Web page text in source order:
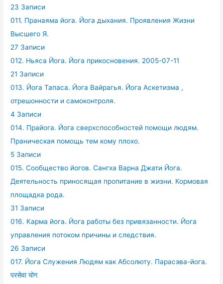
23 Записи
011. Пранаяма йога. Йога дыхания. Проявления Жизни
Высшего Я.
27 Записи
012. Ньяса Йога. Йога прикосновения. 2005-07-11
21 Записи
013. Йога Тапаса. Йога Вайрагья. Йога Аскетизма ,
отрешонности и самоконтроля.
4 Записи
014. Прайога. Йога сверхспособностей помощи людям.
Праническая помощь тем кому плохо.
5 Записи
015. Сообщество йогов. Сангха Варна Джати Йога.
Деятельность приносящая пропитание в жизни. Кормовая
площадка рода.
31 Записи
016. Карма йога. Йога работы без привязанности. Йога
управления потоком причины и следствия.
26 Записи
017. Йога Служения Людям как Абсолюту. Парасэва-йога.
परसेवा योग